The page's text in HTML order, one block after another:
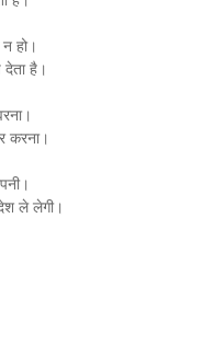
हो।
है।
करना।
ले लेगी।